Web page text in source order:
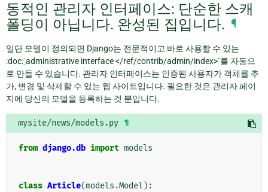
동적인 관리자 인터페이스: 단순한 스캐
폴딩이 아닙니다. 완성된 집입니다. ¶
일단 모델이 정의되면 Django는 전문적이고 바로 사용할 수 있는
:doc:`administrative interface </ref/contrib/admin/index>`를 자동으
로 만들 수 있습니다. 관리자 인터페이스는 인증된 사용자가 객체를 추
가, 변경 및 삭제할 수 있는 웹 사이트입니다. 필요한 것은 관리자 페이
지에 당신의 모델을 등록하는 것 뿐입니다.
mysite/news/models.py ¶
from django.db import models
class Article(models .Model ):